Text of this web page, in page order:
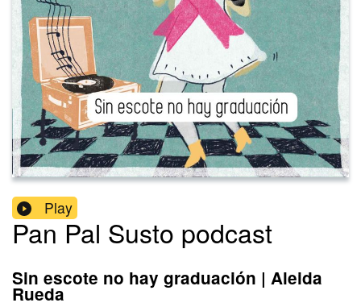
Play
Pan Pal Susto podcast
Sin escote no hay graduación | Aleida
Rueda